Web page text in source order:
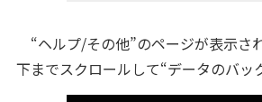
“ヘルプ/その他”のページが表示さ
下までスクロールして“データのバッ